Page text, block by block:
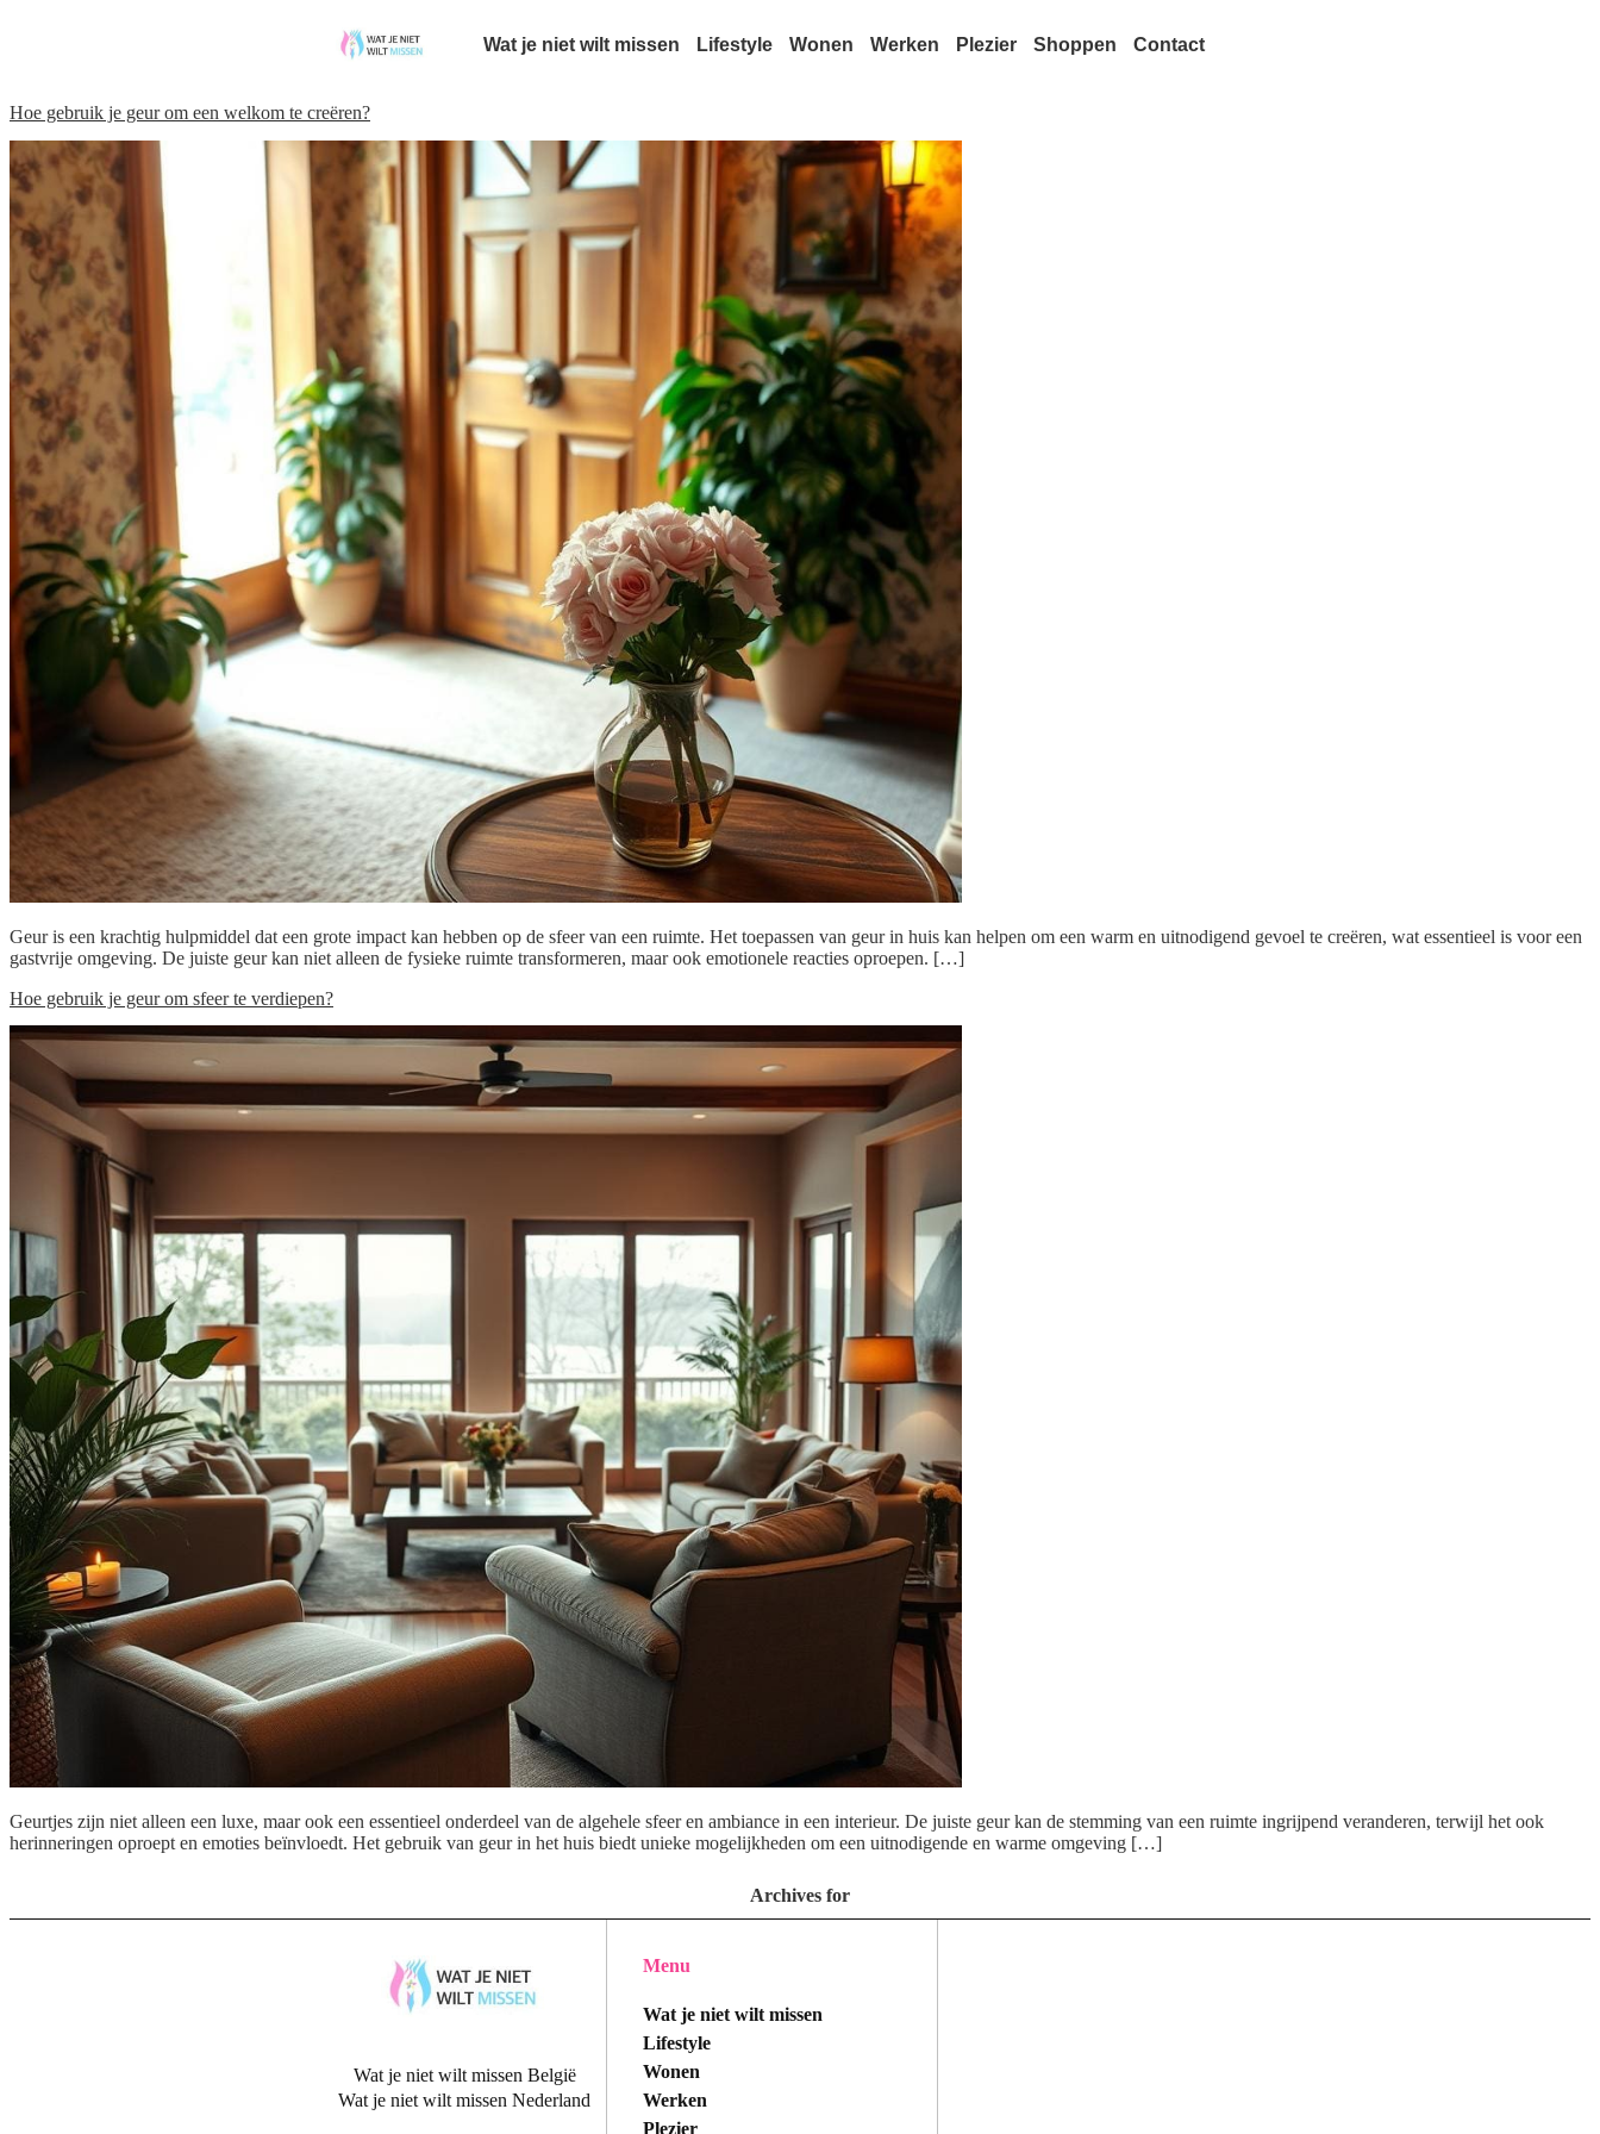
Wat je niet wilt missen Lifestyle Wonen Werken Plezier Shoppen Contact
Hoe gebruik je geur om een welkom te creëren?
Geur is een krachtig hulpmiddel dat een grote impact kan hebben op de sfeer van een ruimte. Het toepassen van geur in huis kan helpen om een warm en uitnodigend gevoel te creëren, wat essentieel is voor een
gastvrije omgeving. De juiste geur kan niet alleen de fysieke ruimte transformeren, maar ook emotionele reacties oproepen. […]
Hoe gebruik je geur om sfeer te verdiepen?
Geurtjes zijn niet alleen een luxe, maar ook een essentieel onderdeel van de algehele sfeer en ambiance in een interieur. De juiste geur kan de stemming van een ruimte ingrijpend veranderen, terwijl het ook
herinneringen oproept en emoties beïnvloedt. Het gebruik van geur in het huis biedt unieke mogelijkheden om een uitnodigende en warme omgeving […]
Archives for
Wat je niet wilt missen België
Wat je niet wilt missen Nederland
Menu
Wat je niet wilt missen
Lifestyle
Wonen
Werken
Plezier